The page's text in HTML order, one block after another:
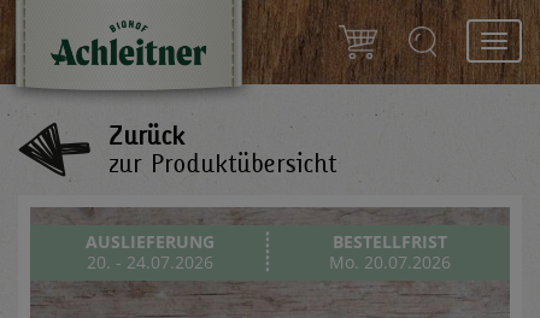
Zurück
zur Produktübersicht
AUSLIEFERUNG
20. - 24.07.2026
BESTELLFRIST
Mo. 20.07.2026